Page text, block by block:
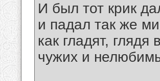
И был тот крик
и падал так же
как гладят, глядя
чужих и